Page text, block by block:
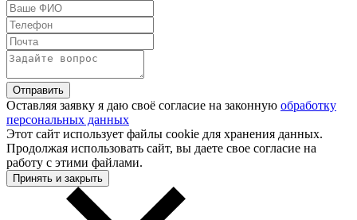
Оставляя заявку я даю своё согласие на законную обработку
персональных данных
Этот сайт использует файлы cookie для хранения данных.
Продолжая использовать сайт, вы даете свое согласие на
работу с этими файлами.
Принять и закрыть